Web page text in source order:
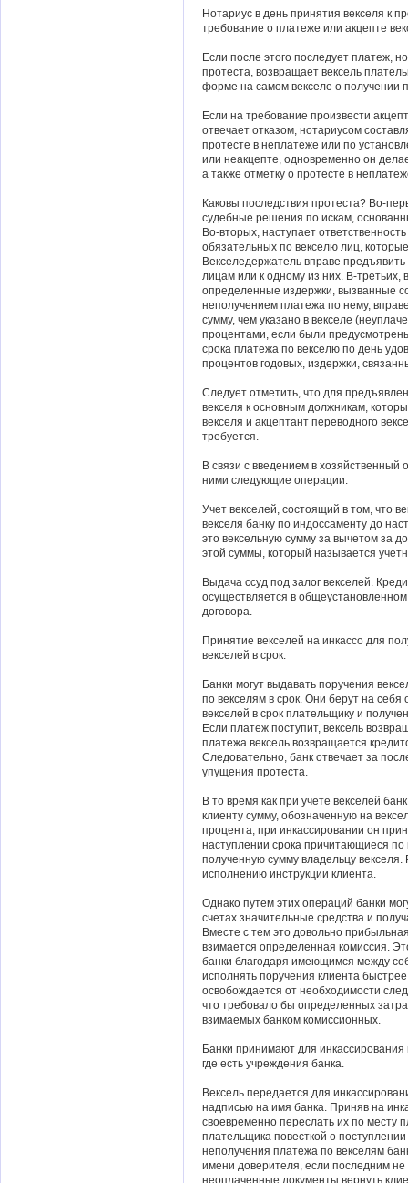
Нотариус в день принятия векселя к
требование о платеже или акцепте
Если после этого последует платеж,
протеста, возвращает вексель
форме на самом векселе о получении
Если на требование произвести
отвечает отказом, нотариусом
протесте в неплатеже или по
или неакцепте, одновременно он
а также отметку о протесте в
Каковы последствия протеста? Во-
судебные решения по искам,
Во-вторых, наступает
обязательных по векселю лиц,
Векселедержатель вправе
лицам или к одному из них. В-третьих,
определенные издержки, вызванные
неполучением платежа по нему,
сумму, чем указано в векселе
процентами, если были
срока платежа по векселю по день
процентов годовых, издержки,
Следует отметить, что для
векселя к основным должникам,
векселя и акцептант переводного
требуется.
В связи с введением в хозяйственный
ними следующие операции:
Учет векселей, состоящий в том, что
векселя банку по индоссаменту до
это вексельную сумму за вычетом за
этой суммы, который называется
Выдача ссуд под залог векселей.
осуществляется в
договора.
Принятие векселей на инкассо для
векселей в срок.
Банки могут выдавать поручения
по векселям в срок. Они берут на
векселей в срок плательщику и
Если платеж поступит, вексель
платежа вексель возвращается
Следовательно, банк отвечает за
упущения протеста.
В то время как при учете векселей
клиенту сумму, обозначенную на
процента, при инкассировании он
наступлении срока причитающиеся
полученную сумму владельцу
исполнению инструкции клиента.
Однако путем этих операций банки
счетах значительные средства и
Вместе с тем это довольно
взимается определенная комиссия.
банки благодаря имеющимся между
исполнять поручения клиента
освобождается от необходимости
что требовало бы определенных
взимаемых банком комиссионных.
Банки принимают для инкассирования
где есть учреждения банка.
Вексель передается для
надписью на имя банка. Приняв на
своевременно переслать их по месту
плательщика повесткой о
неполучения платежа по векселям
имени доверителя, если последним
неоплаченные документы вернуть